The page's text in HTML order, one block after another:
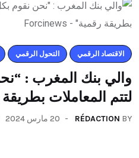
اﻻقتصاد الرقمي التحول الرقمي
والي بنك المغرب :
لتتم المعاملات
BY
RÉDACTION 20 مارس 2024